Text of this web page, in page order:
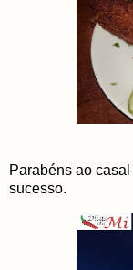
Parabéns ao casal
sucesso.